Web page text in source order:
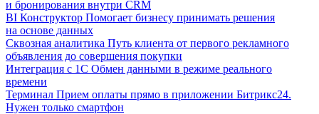
и бронирования внутри CRM
BI Конструктор Помогает бизнесу принимать решения
на основе данных
Сквозная аналитика Путь клиента от первого рекламного
объявления до совершения покупки
Интеграция с 1С Обмен данными в режиме реального
времени
Терминал Прием оплаты прямо в приложении Битрикс24.
Нужен только смартфон